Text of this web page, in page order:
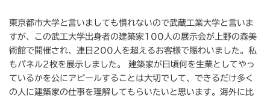
東京都市大学と言いましても慣れないので武蔵工業大学と言いま
すが、この武工大学出身者の建築家100人の展示会が上野の森美
術館で開催され、連日200人を超えるお客様で賑わいました。私
もパネル2枚を展示しました。 建築家が日頃何を生業としてやっ
ているかを公にアピールすることは大切でして、できるだけ多く
の人に建築家の仕事を理解してもらいたいと思います。海外に比